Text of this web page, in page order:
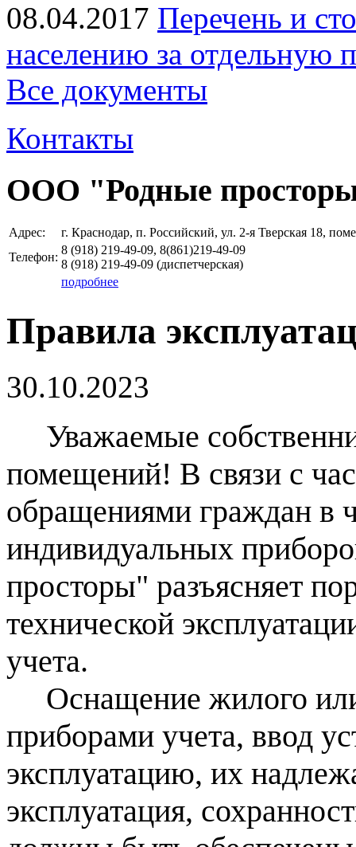
08.04.2017 Перечень и
населению за отдельную
Все документы
Контакты
ООО "Родные
Адрес:
г. Краснодар, п. Российский, ул. 2-я Тверская 18,
Телефон:
8 (918) 219-49-09, 8(861)219-49-09
8 (918) 219-49-09 (диспетчерская)
подробнее
Правила
30.10.2023
Уважаемые
помещений! В связи с
обращениями граждан в
индивидуальных
просторы" разъясняет
технической
учета.
Оснащение жилого
приборами учета, ввод
эксплуатацию, их
эксплуатация,